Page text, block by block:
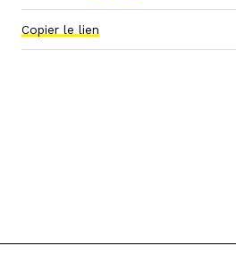
Copier le lien